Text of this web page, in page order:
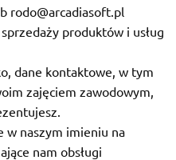
rodo@arcadiasoft.pl
produktów i usług
dane kontaktowe, w tym
zajęciem zawodowym,
w naszym imieniu na
nam obsługi